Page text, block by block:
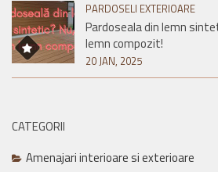
PARDOSELI EXTERIOARE
Pardoseala din lemn
lemn compozit!
20 JAN, 2025
CATEGORII
Amenajari interioare si exterioare